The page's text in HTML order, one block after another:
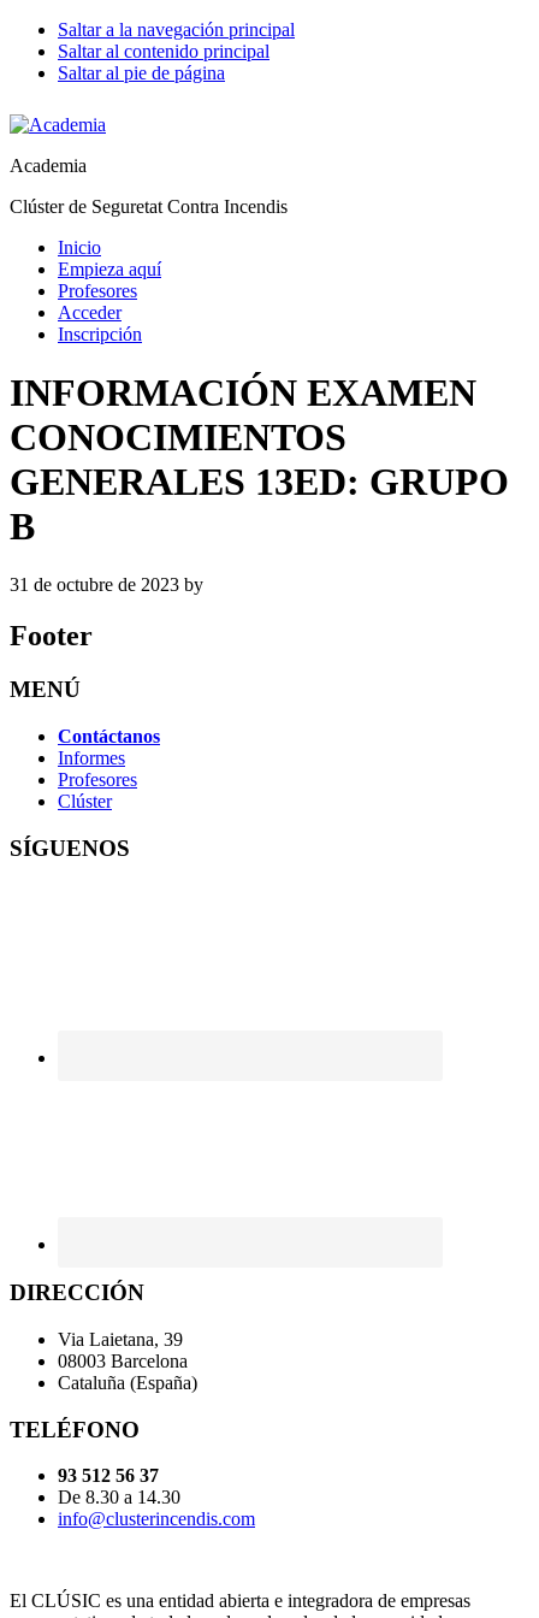
Saltar a la navegación principal
Saltar al contenido principal
Saltar al pie de página
Academia
Clúster de Seguretat Contra Incendis
Inicio
Empieza aquí
Profesores
Acceder
Inscripción
INFORMACIÓN EXAMEN
CONOCIMIENTOS
GENERALES 13ED: GRUPO
B
31 de octubre de 2023 by
Footer
MENÚ
Contáctanos
Informes
Profesores
Clúster
SÍGUENOS
DIRECCIÓN
Via Laietana, 39
08003 Barcelona
Cataluña (España)
TELÉFONO
93 512 56 37
De 8.30 a 14.30
info@clusterincendis.com
El CLÚSIC es una entidad abierta e integradora de empresas